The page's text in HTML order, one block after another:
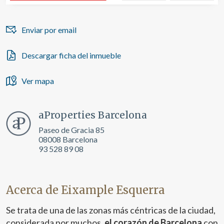
Enviar por email
Descargar ficha del inmueble
Ver mapa
aProperties Barcelona
Paseo de Gracia 85
08008 Barcelona
93 528 89 08
Acerca de Eixample Esquerra
Se trata de una de las zonas más céntricas de la ciudad,
relacionada con el perfil de navegación del usuario.